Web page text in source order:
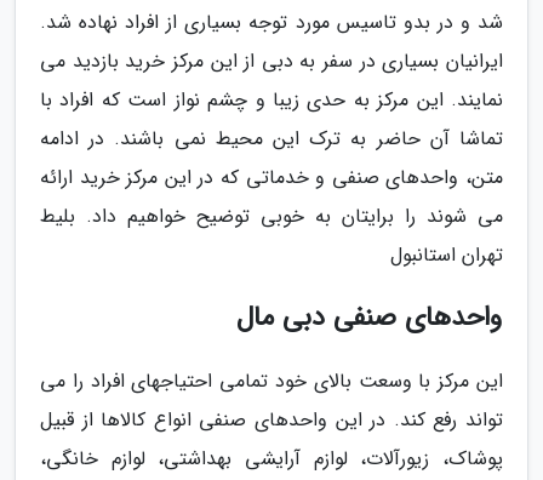
شد و در بدو تاسیس مورد توجه بسیاری از افراد نهاده شد.
ایرانیان بسیاری در سفر به دبی از این مرکز خرید بازدید می
نمایند. این مرکز به حدی زیبا و چشم نواز است که افراد با
تماشا آن حاضر به ترک این محیط نمی باشند. در ادامه
متن، واحدهای صنفی و خدماتی که در این مرکز خرید ارائه
می شوند را برایتان به خوبی توضیح خواهیم داد. بلیط
تهران استانبول
واحدهای صنفی دبی مال
این مرکز با وسعت بالای خود تمامی احتیاجهای افراد را می
تواند رفع کند. در این واحدهای صنفی انواع کالاها از قبیل
پوشاک، زیورآلات، لوازم آرایشی بهداشتی، لوازم خانگی،